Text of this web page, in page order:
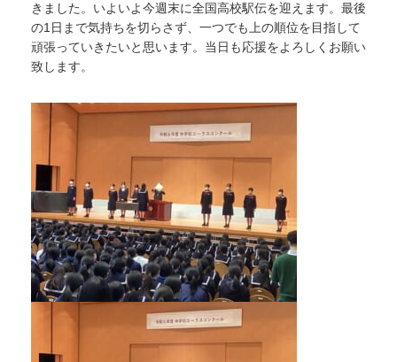
きました。いよいよ今週末に全国高校駅伝を迎えます。最後
の1日まで気持ちを切らさず、一つでも上の順位を目指して
頑張っていきたいと思います。当日も応援をよろしくお願い
致します。